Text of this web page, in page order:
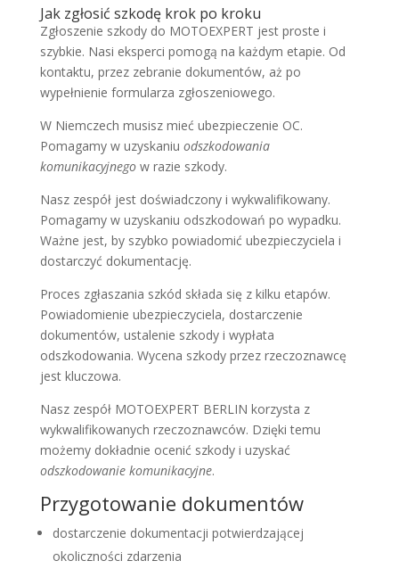
Jak zgłosić szkodę krok po kroku
Zgłoszenie szkody do MOTOEXPERT jest proste i
szybkie. Nasi eksperci pomogą na każdym etapie. Od
kontaktu, przez zebranie dokumentów, aż po
wypełnienie formularza zgłoszeniowego.
W Niemczech musisz mieć ubezpieczenie OC.
Pomagamy w uzyskaniu odszkodowania
komunikacyjnegow razie szkody.
Nasz zespół jest doświadczony i wykwalifikowany.
Pomagamy w uzyskaniu odszkodowań po wypadku.
Ważne jest, by szybko powiadomić ubezpieczyciela i
dostarczyć dokumentację.
Proces zgłaszania szkód składa się z kilku etapów.
Powiadomienie ubezpieczyciela, dostarczenie
dokumentów, ustalenie szkody i wypłata
odszkodowania. Wycena szkody przez rzeczoznawcę
jest kluczowa.
Nasz zespół MOTOEXPERT BERLIN korzysta z
wykwalifikowanych rzeczoznawców. Dzięki temu
możemy dokładnie ocenić szkody i uzyskać
odszkodowanie komunikacyjne.
Przygotowanie dokumentów
dostarczenie dokumentacji potwierdzającej
okoliczności zdarzenia